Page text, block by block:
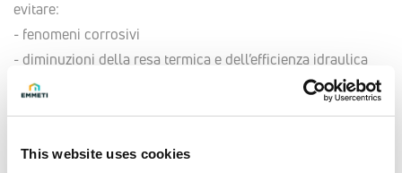
This website uses cookies
evitare:
- fenomeni corrosivi
- diminuzioni della resa termica e dell’efficienza idraulica
- surriscaldamenti localizzati